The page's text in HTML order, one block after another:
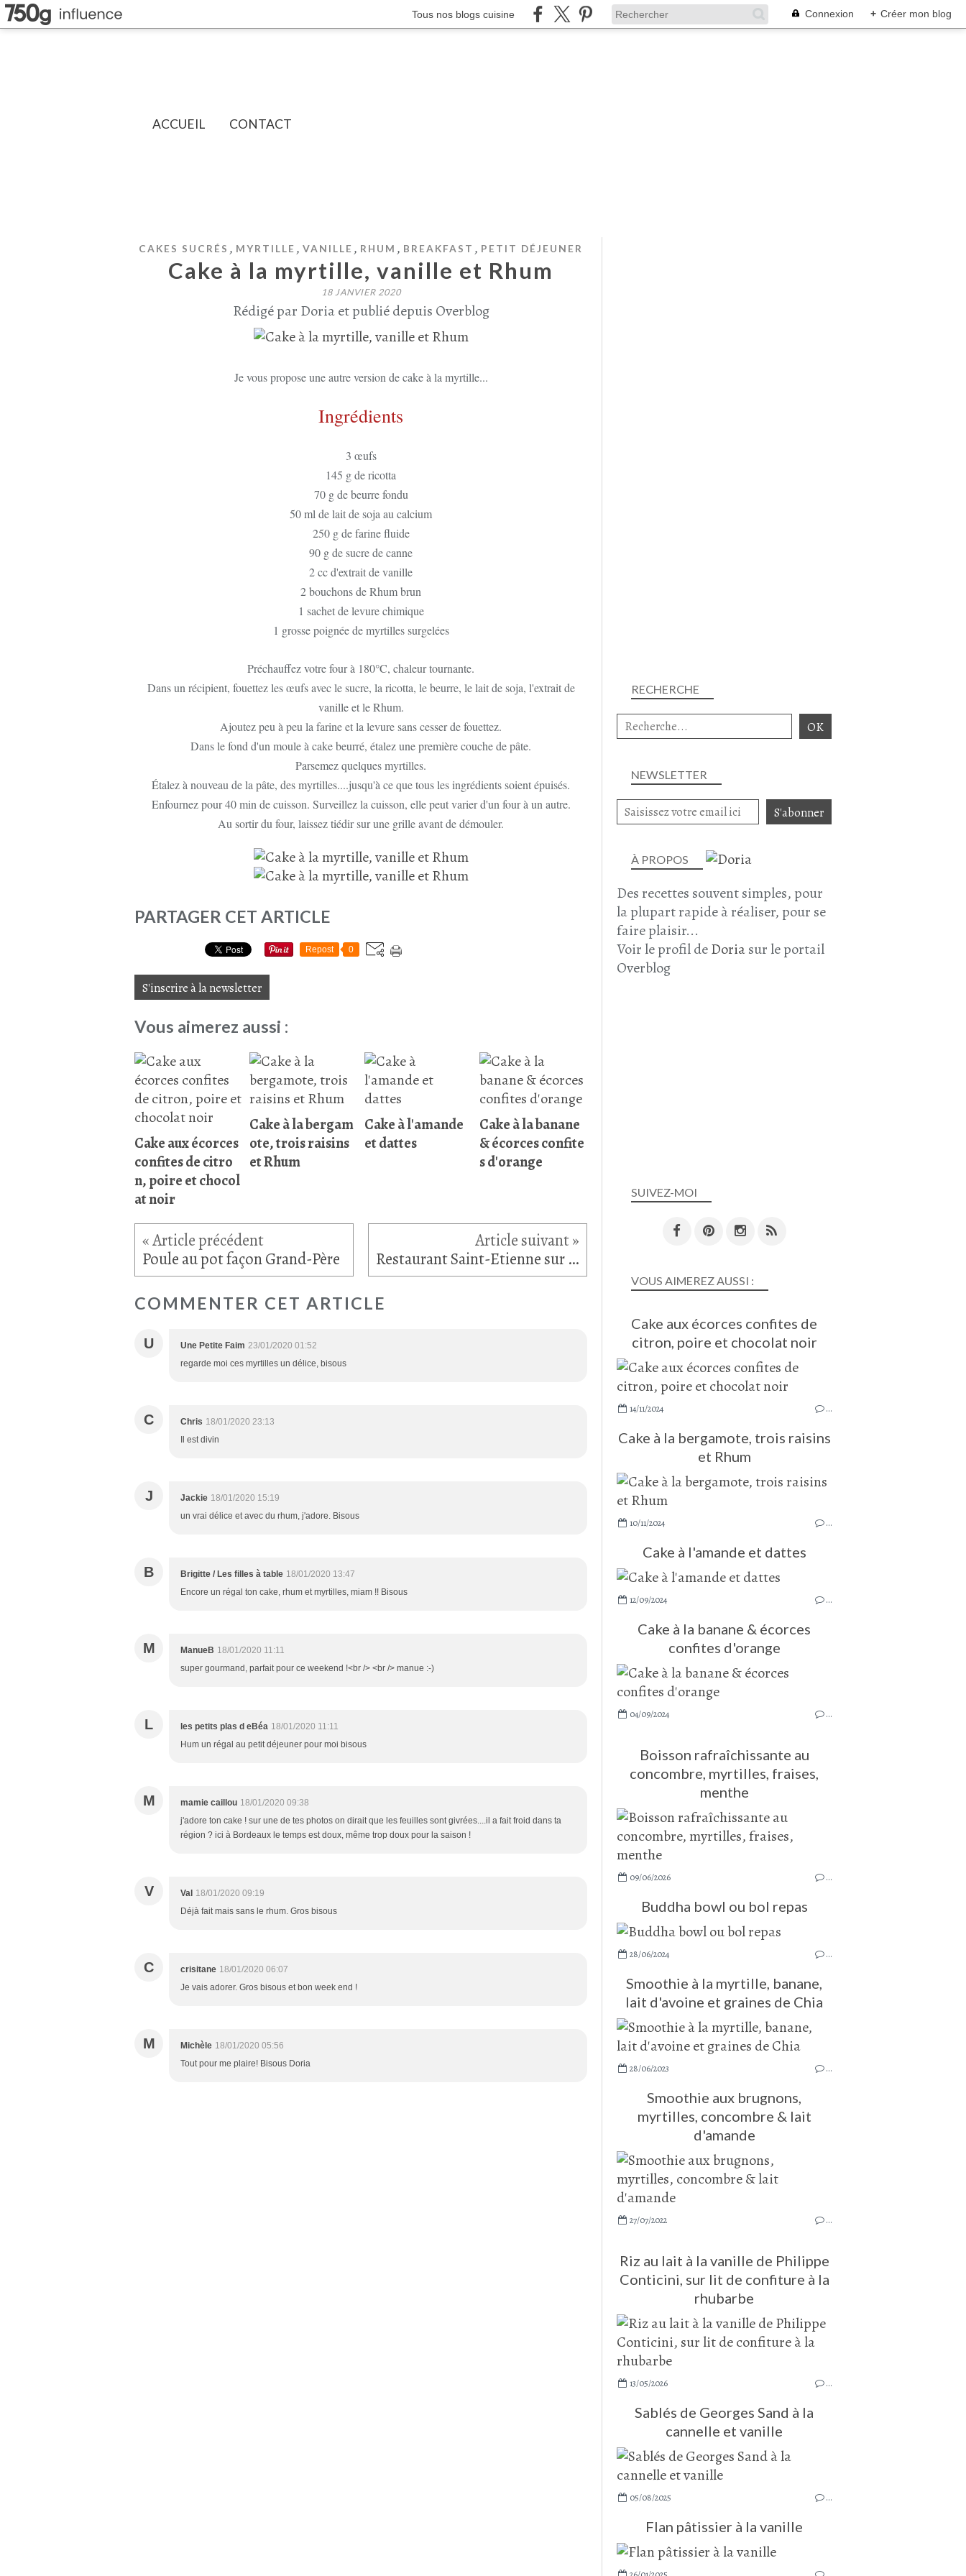
Tous nos blogs cuisine Connexion + Créer mon blog
ACCUEIL CONTACT
CAKES SUCRÉS , MYRTILLE , VANILLE , RHUM , BREAKFAST , PETIT DÉJEUNER
Cake à la myrtille, vanille et Rhum
18 JANVIER 2020
Rédigé par Doria et publié depuis Overblog
Je vous propose une autre version de cake à la myrtille...
Ingrédients
3 œufs
145 g de ricotta
70 g de beurre fondu
50 ml de lait de soja au calcium
250 g de farine fluide
90 g de sucre de canne
2 cc d'extrait de vanille
2 bouchons de Rhum brun
1 sachet de levure chimique
1 grosse poignée de myrtilles surgelées
Préchauffez votre four à 180°C, chaleur tournante.
Dans un récipient, fouettez les œufs avec le sucre, la ricotta, le beurre, le lait de soja, l'extrait de
vanille et le Rhum.
Ajoutez peu à peu la farine et la levure sans cesser de fouettez.
Dans le fond d'un moule à cake beurré, étalez une première couche de pâte.
Parsemez quelques myrtilles.
Étalez à nouveau de la pâte, des myrtilles....jusqu'à ce que tous les ingrédients soient épuisés.
Enfournez pour 40 min de cuisson. Surveillez la cuisson, elle peut varier d'un four à un autre.
Au sortir du four, laissez tiédir sur une grille avant de démouler.
PARTAGER CET ARTICLE
Repost 0
S'inscrire à la newsletter
Vous aimerez aussi :
Cake aux écorces
confites de citro
n, poire et chocol
at noir
Cake à la bergam
ote, trois raisins
et Rhum
Cake à l'amande
et dattes
Cake à la banane
& écorces confite
s d'orange
Poule au pot façon Grand-Père Restaurant Saint-Etienne sur Meaux
COMMENTER CET ARTICLE
U Une Petite Faim 23/01/2020 01:52
regarde moi ces myrtilles un délice, bisous
C Chris 18/01/2020 23:13
Il est divin
J Jackie 18/01/2020 15:19
un vrai délice et avec du rhum, j'adore. Bisous
B Brigitte / Les filles à table 18/01/2020 13:47
Encore un régal ton cake, rhum et myrtilles, miam !! Bisous
M ManueB 18/01/2020 11:11
super gourmand, parfait pour ce weekend !<br /> <br /> manue :-)
L les petits plas d eBéa 18/01/2020 11:11
Hum un régal au petit déjeuner pour moi bisous
M mamie caillou 18/01/2020 09:38
j'adore ton cake ! sur une de tes photos on dirait que les feuilles sont givrées....il a fait froid dans ta
région ? ici à Bordeaux le temps est doux, même trop doux pour la saison !
V Val 18/01/2020 09:19
Déjà fait mais sans le rhum. Gros bisous
C crisitane 18/01/2020 06:07
Je vais adorer. Gros bisous et bon week end !
M Michèle 18/01/2020 05:56
Tout pour me plaire! Bisous Doria
NEWSLETTER
SUIVEZ-MOI
RECHERCHE
À PROPOS
Des recettes souvent simples, pour
la plupart rapide à réaliser, pour se
faire plaisir...
Voir le profil deDoriasur le portail
Overblog
VOUS AIMEREZ AUSSI :
Cake aux écorces confites de
citron, poire et chocolat noir
14/11/2024 …
Cake à la bergamote, trois raisins
et Rhum
10/11/2024 …
Cake à l'amande et dattes
12/09/2024 …
Cake à la banane & écorces
confites d'orange
04/09/2024 …
Boisson rafraîchissante au
concombre, myrtilles, fraises,
menthe
09/06/2026 …
Buddha bowl ou bol repas
28/06/2024 …
Smoothie à la myrtille, banane,
lait d'avoine et graines de Chia
28/06/2023 …
Smoothie aux brugnons,
myrtilles, concombre & lait
d'amande
27/07/2022 …
Riz au lait à la vanille de Philippe
Conticini, sur lit de confiture à la
rhubarbe
13/05/2026 …
Sablés de Georges Sand à la
cannelle et vanille
05/08/2025 …
Flan pâtissier à la vanille